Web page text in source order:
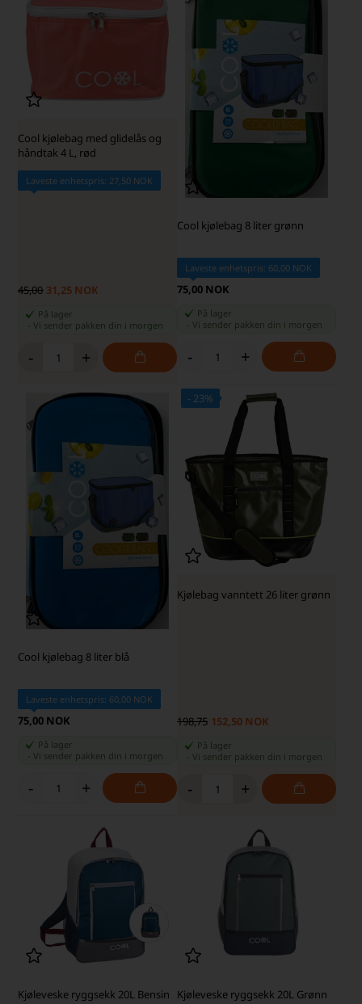
Cool kjølebag med glidelås og
håndtak 4 L, rød
Laveste enhetspris: 27,50 NOK
45,00 31,25 NOK
På lager
-Vi sender pakken din i morgen
- +
Cool kjølebag 8 liter grønn
Laveste enhetspris: 60,00 NOK
75,00 NOK
På lager
Vi sender pakken din i morgen
- +
Cool kjølebag 8 liter blå
Laveste enhetspris: 60,00 NOK
75,00 NOK
På lager
-Vi sender pakken din i morgen
- +
- 23% SKARP PRIS · SKARP PRIS
Kjølebag vanntett 26 liter grønn
198,75 152,50 NOK
På lager
Vi sender pakken din i morgen
- +
Kjøleveske ryggsekk 20L Bensin Kjøleveske ryggsekk 20L Grønn